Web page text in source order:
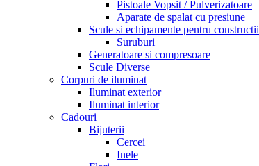
Pistoale Vopsit / Pulverizatoare
Aparate de spalat cu presiune
Scule si echipamente pentru constructii
Suruburi
Generatoare si compresoare
Scule Diverse
Corpuri de iluminat
Iluminat exterior
Iluminat interior
Cadouri
Bijuterii
Cercei
Inele